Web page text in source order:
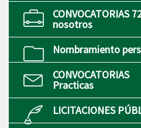
CONVOCATORIAS
nosotros
Nombramiento
CONVOCATORIAS
Practicas
LICITACIONES